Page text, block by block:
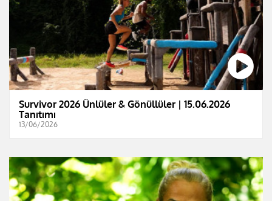
Survivor 2026 Ünlüler & Gönüllüler | 15.06.2026
Tanıtımı
13/06/2026